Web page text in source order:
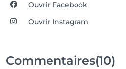
Ouvrir Facebook
Ouvrir Instagram
Commentaires(10)